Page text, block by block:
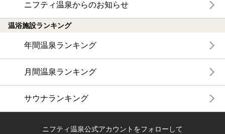
ニフティ温泉からのお知らせ
温浴施設ランキング
年間温泉ランキング
月間温泉ランキング
サウナランキング
ニフティ温泉公式アカウントをフォローして